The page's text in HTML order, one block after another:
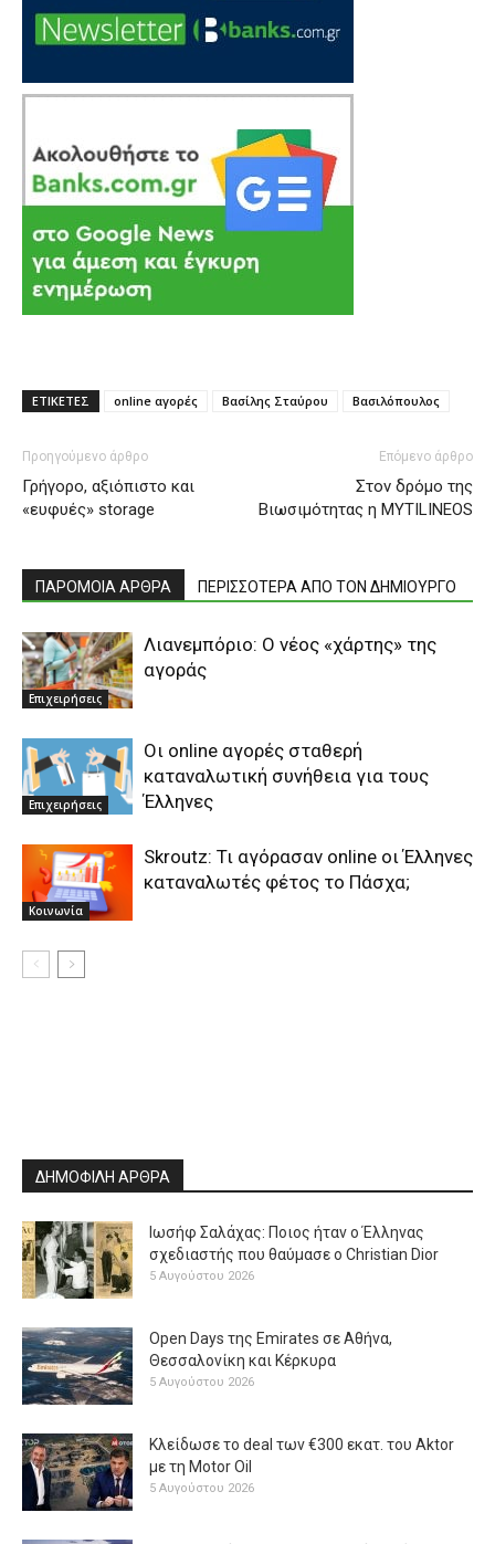
ΕΤΙΚΕΤΕΣ online αγορές Βασίλης Σταύρου Βασιλόπουλος
Προηγούμενο άρθρο
Γρήγορο, αξιόπιστο και
«ευφυές» storage
Επόμενο άρθρο
Στον δρόμο της
Βιωσιμότητας η MYTILINEOS
ΠΑΡΟΜΟΙΑ ΑΡΘΡΑ ΠΕΡΙΣΣΟΤΕΡΑ ΑΠΟ ΤΟΝ ΔΗΜΙΟΥΡΓΟ
Επιχειρήσεις
Λιανεμπόριο: Ο νέος «χάρτης» της
αγοράς
Επιχειρήσεις
Οι online αγορές σταθερή
καταναλωτική συνήθεια για τους
Έλληνες
Κοινωνία
Skroutz: Τι αγόρασαν online οι Έλληνες
καταναλωτές φέτος το Πάσχα;
ΔΗΜΟΦΙΛΗ ΑΡΘΡΑ
Ιωσήφ Σαλάχας: Ποιος ήταν ο Έλληνας
σχεδιαστής που θαύμασε ο Christian Dior
5 Αυγούστου 2026
Open Days της Emirates σε Αθήνα,
Θεσσαλονίκη και Κέρκυρα
5 Αυγούστου 2026
Κλείδωσε το deal των €300 εκατ. του Aktor
με τη Μotor Oil
5 Αυγούστου 2026